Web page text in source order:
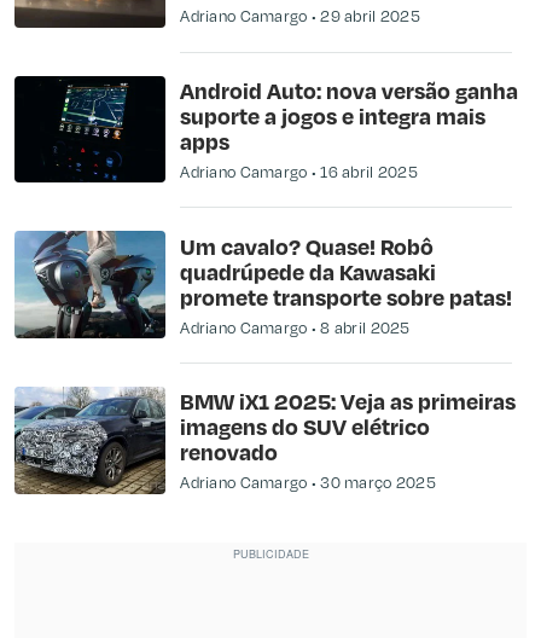
Adriano Camargo 29 abril 2025
Android Auto: nova versão ganha
suporte a jogos e integra mais
apps
Adriano Camargo 16 abril 2025
Um cavalo? Quase! Robô
quadrúpede da Kawasaki
promete transporte sobre patas!
Adriano Camargo 8 abril 2025
BMW iX1 2025: Veja as primeiras
imagens do SUV elétrico
renovado
Adriano Camargo 30 março 2025